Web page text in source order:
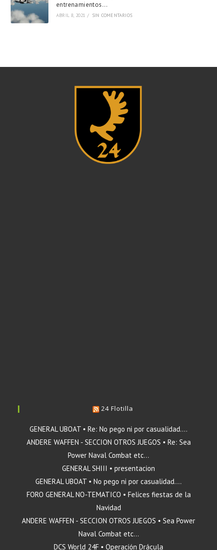
entrenamientos…
ABRIL 8, 2021 / SIN COMENTARIOS
24 Flotilla
GENERAL UBOAT • Re: No pego ni por casualidad....
ANDERE WAFFEN - SECCION OTROS JUEGOS • Re: Sea
Power Naval Combat etc...
GENERAL SHIII • presentacion
GENERAL UBOAT • No pego ni por casualidad....
FORO GENERAL NO-TEMATICO • Felices fiestas de la
Navidad
ANDERE WAFFEN - SECCION OTROS JUEGOS • Sea Power
Naval Combat etc...
DCS World 24F • Operación Drácula